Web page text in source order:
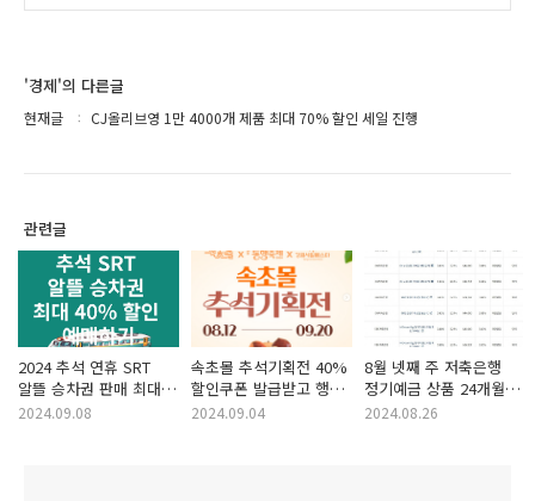
'경제'의 다른글
현재글 CJ올리브영 1만 4000개 제품 최대 70% 할인 세일 진행
관련글
2024 추석 연휴 SRT
알뜰 승차권 판매 최대
40% 할인 알아보고
2024.09.08
속초몰 추석기획전 40%
할인쿠폰 발급받고 행사
진행 참여하기
2024.09.04
8월 넷째 주 저축은행
정기예금 상품 24개월
연 3.81%
2024.08.26